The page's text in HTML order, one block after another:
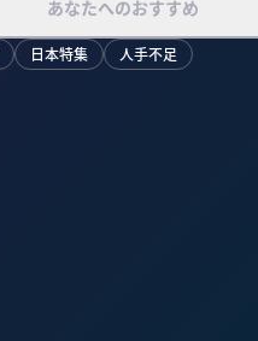
あなたへのおすすめ
日本特集 人手不足